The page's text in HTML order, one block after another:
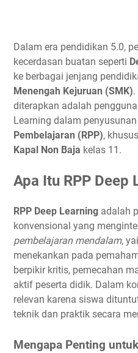
Dalam era pendidikan 5.0,
kecerdasan buatan seperti
ke berbagai jenjang
Menengah Kejuruan (SMK)
diterapkan adalah
Learning dalam penyusunan
Pembelajaran (RPP),
Kapal Non Baja kelas 11.
Apa Itu RPP Deep
RPP Deep Learning adalah
konvensional yang
pembelajaran mendalam,
menekankan pada
berpikir kritis, pemecahan
aktif peserta didik. Dalam
relevan karena siswa
teknik dan praktik secara
Mengapa Penting